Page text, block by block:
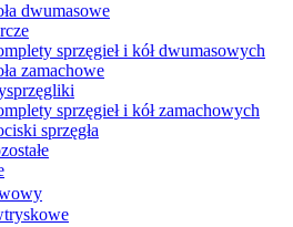
dwumasowe
sprzęgieł i kół dwumasowych
zamachowe
sprzęgieł i kół zamachowych
sprzęgła